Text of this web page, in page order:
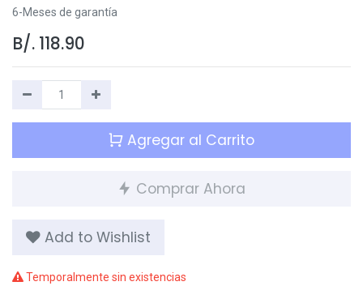
6-Meses de garantía
B/. 118.90
Agregar al Carrito
Comprar Ahora
Add to Wishlist
Temporalmente sin existencias